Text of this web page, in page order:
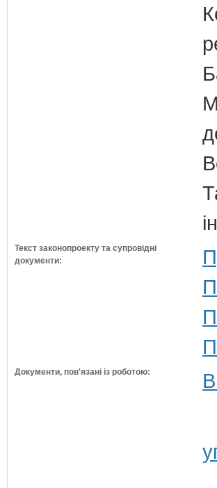
Текст законопроекту та супровідні
документи:
Документи, пов'язані із роботою: